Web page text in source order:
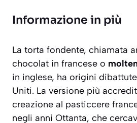
Informazione in più
La torta fondente, chiamata
chocolat in francese o
in inglese, ha origini
Uniti. La versione più
creazione al pasticcere
negli anni Ottanta, che